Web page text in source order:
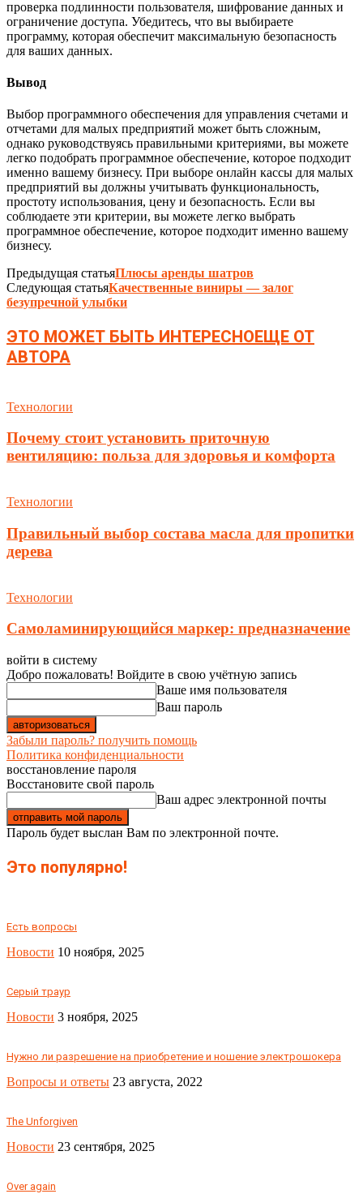
проверка подлинности пользователя, шифрование данных и
ограничение доступа. Убедитесь, что вы выбираете
программу, которая обеспечит максимальную безопасность
для ваших данных.
Вывод
Выбор программного обеспечения для управления счетами и
отчетами для малых предприятий может быть сложным,
однако руководствуясь правильными критериями, вы можете
легко подобрать программное обеспечение, которое подходит
именно вашему бизнесу. При выборе онлайн кассы для малых
предприятий вы должны учитывать функциональность,
простоту использования, цену и безопасность. Если вы
соблюдаете эти критерии, вы можете легко выбрать
программное обеспечение, которое подходит именно вашему
бизнесу.
Предыдущая статьяПлюсы аренды шатров
Следующая статьяКачественные виниры — залог
безупречной улыбки
ЭТО МОЖЕТ БЫТЬ ИНТЕРЕСНОЕЩЕ ОТ
АВТОРА
Технологии
Почему стоит установить приточную
вентиляцию: польза для здоровья и комфорта
Технологии
Правильный выбор состава масла для пропитки
дерева
Технологии
Самоламинирующийся маркер: предназначение
войти в систему
Добро пожаловать! Войдите в свою учётную запись
Ваше имя пользователя
Ваш пароль
Забыли пароль? получить помощь
Политика конфиденциальности
восстановление пароля
Восстановите свой пароль
Ваш адрес электронной почты
Пароль будет выслан Вам по электронной почте.
Это популярно!
Есть вопросы
Новости 10 ноября, 2025
Серый траур
Новости 3 ноября, 2025
Нужно ли разрешение на приобретение и ношение электрошокера
Вопросы и ответы 23 августа, 2022
The Unforgiven
Новости 23 сентября, 2025
Over again